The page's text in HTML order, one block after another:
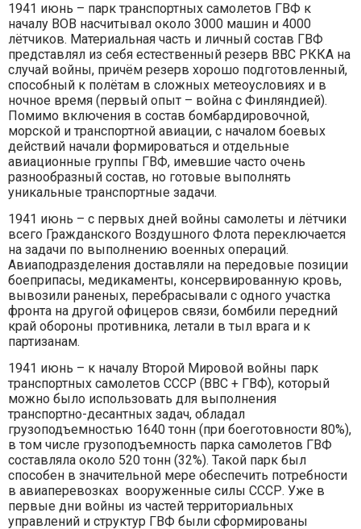
1941 июнь – парк транспортных самолетов ГВФ к
началу ВОВ насчитывал около 3000 машин и 4000
лётчиков. Материальная часть и личный состав ГВФ
представлял из себя естественный резерв ВВС РККА на
случай войны, причём резерв хорошо подготовленный,
способный к полётам в сложных метеоусловиях и в
ночное время (первый опыт – война с Финляндией).
Помимо включения в состав бомбардировочной,
морской и транспортной авиации, с началом боевых
действий начали формироваться и отдельные
авиационные группы ГВФ, имевшие часто очень
разнообразный состав, но готовые выполнять
уникальные транспортные задачи.
1941 июнь – с первых дней войны самолеты и лётчики
всего Гражданского Воздушного Флота переключается
на задачи по выполнению военных операций.
Авиаподразделения доставляли на передовые позиции
боеприпасы, медикаменты, консервированную кровь,
вывозили раненых, перебрасывали с одного участка
фронта на другой офицеров связи, бомбили передний
край обороны противника, летали в тыл врага и к
партизанам.
1941 июнь – к началу Второй Мировой войны парк
транспортных самолетов СССР (ВВС + ГВФ), который
можно было использовать для выполнения
транспортно-десантных задач, обладал
грузоподъемностью 1640 тонн (при боеготовности 80%),
в том числе грузоподъемность парка самолетов ГВФ
составляла около 520 тонн (32%). Такой парк был
способен в значительной мере обеспечить потребности
в авиаперевозках вооруженные силы СССР. Уже в
первые дни войны из частей территориальных
управлений и структур ГВФ были сформированы